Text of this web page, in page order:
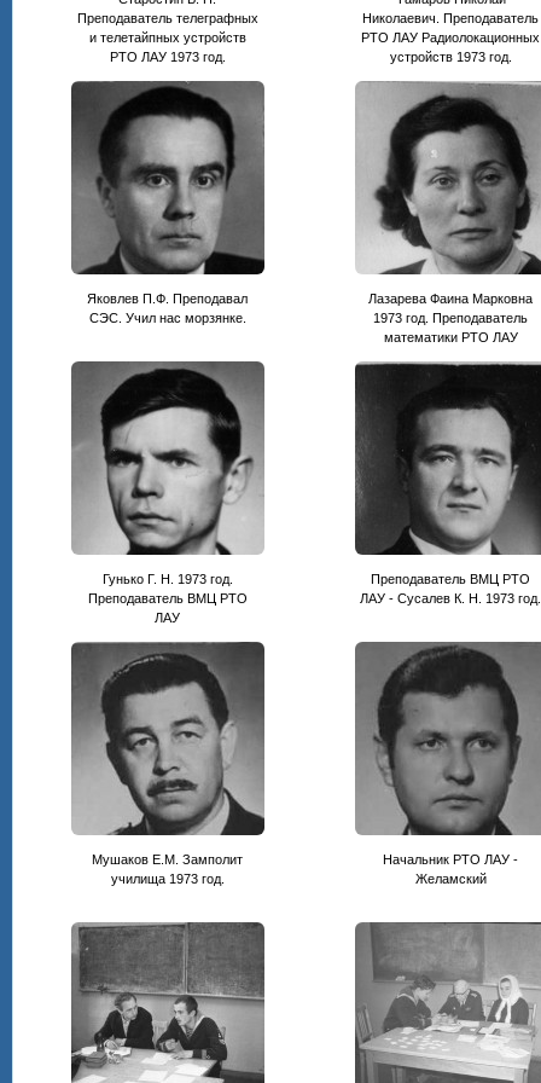
Преподаватель телеграфных
и телетайпных устройств
РТО ЛАУ 1973 год.
Николаевич. Преподаватель
РТО ЛАУ Радиолокационных
устройств 1973 год.
Яковлев П.Ф. Преподавал
СЭС. Учил нас морзянке.
Лазарева Фаина Марковна
1973 год. Преподаватель
математики РТО ЛАУ
Гунько Г. Н. 1973 год.
Преподаватель ВМЦ РТО
ЛАУ
Преподаватель ВМЦ РТО
ЛАУ - Сусалев К. Н. 1973 год.
Мушаков Е.М. Замполит
училища 1973 год.
Начальник РТО ЛАУ -
Желамский